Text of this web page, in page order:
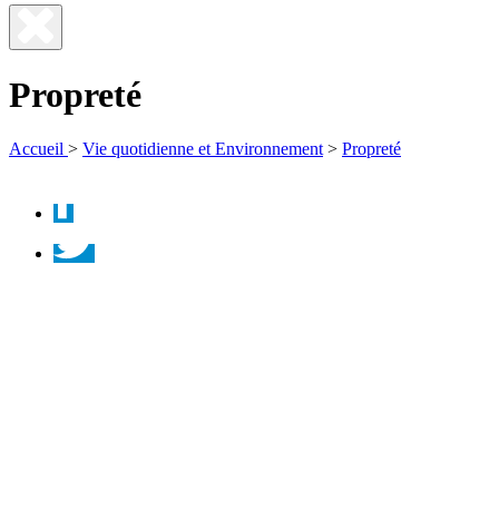
Fermer
recherche
Propreté
Accueil > Vie quotidienne et Environnement > Propreté